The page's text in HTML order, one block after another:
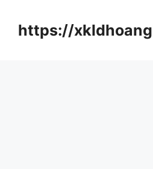
https://